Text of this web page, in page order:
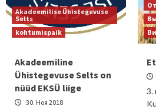
Akadeemilise Ühistegevuse
Selts
kohtumispaik
Akadeemiline
Ühistegevuse Selts on
nüüd EKSÜ liige
30. Ноя 2018
3.